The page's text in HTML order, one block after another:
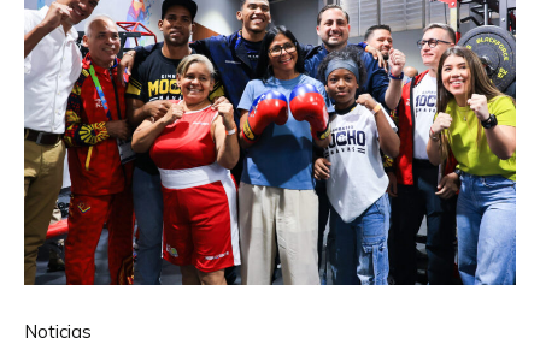
Noticias